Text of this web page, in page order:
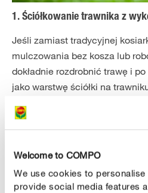
Welcome to COMPO
We use cookies to
provide social media features
1. Ściółkowanie trawnika z
Jeśli zamiast tradycyjnej
mulczowania bez kosza lub
dokładnie rozdrobnić trawę i
jako warstwę ściółki na
wieloma korzyściami dla
choćby
uciążliwych chwastów, takich
warunkiem, że kosimy trawę
regularnie. Skoszona trawa